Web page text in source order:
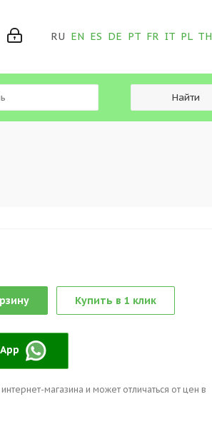
RU EN ES DE PT FR IT PL TH
Купить в 1 клик
магазина и может отличаться от цен в